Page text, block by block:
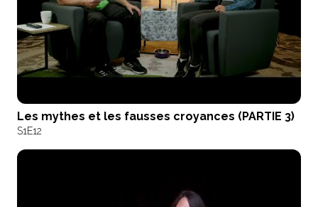
Les mythes et les fausses croyances (PARTIE 3)
S1E12